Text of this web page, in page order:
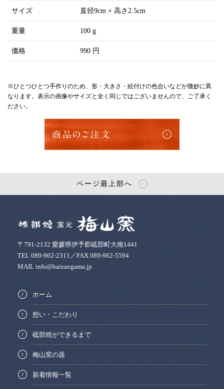
サイズ 直径9cm × 高さ2.5cm
重量 100 g
価格 990 円
※ひとつひとつ手作りのため、形・大きさ・絵付けの色合いなどが微妙に異
なります。表示の画像やサイズと全く同じではございませんので、ご了承く
ださい。
商品のご注文
ページ最上部へ
〒791-2132 愛媛県伊予郡砥部町大南1441
TEL 089-962-2311／FAX 089-962-5594
MAIL info@baizangama.jp
ホーム
想い・こだわり
砥部焼ができるまで
梅山窯の器
新着情報一覧